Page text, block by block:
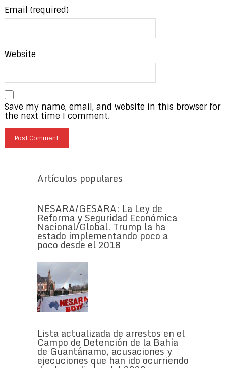
Email (required)
Website
Save my name, email, and website in this browser for
the next time I comment.
Artículos populares
NESARA/GESARA: La Ley de
Reforma y Seguridad Económica
Nacional/Global. Trump la ha
estado implementando poco a
poco desde el 2018
Lista actualizada de arrestos en el
Campo de Detención de la Bahía
de Guantánamo, acusaciones y
ejecuciones que han ido ocurriendo